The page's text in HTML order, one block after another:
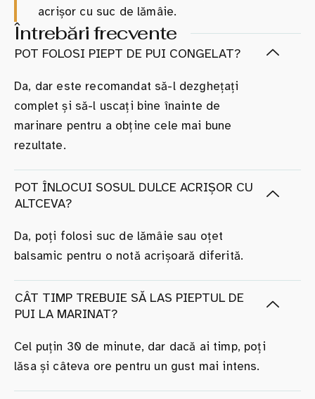
acrișor cu suc de lămâie.
Întrebări frecvente
POT FOLOSI PIEPT DE PUI CONGELAT?
Da, dar este recomandat să-l dezghețați
complet și să-l uscați bine înainte de
marinare pentru a obține cele mai bune
rezultate.
POT ÎNLOCUI SOSUL DULCE ACRIȘOR CU
ALTCEVA?
Da, poți folosi suc de lămâie sau oțet
balsamic pentru o notă acrișoară diferită.
CÂT TIMP TREBUIE SĂ LAS PIEPTUL DE
PUI LA MARINAT?
Cel puțin 30 de minute, dar dacă ai timp, poți
lăsa și câteva ore pentru un gust mai intens.